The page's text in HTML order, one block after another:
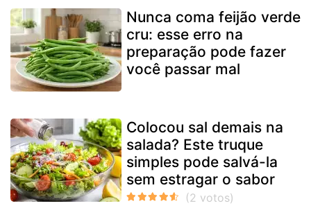
Nunca coma feijão verde
cru: esse erro na
preparação pode fazer
você passar mal
Colocou sal demais na
salada? Este truque
simples pode salvá-la
sem estragar o sabor